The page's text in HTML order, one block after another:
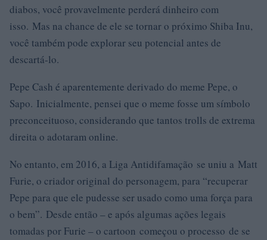
diabos, você provavelmente perderá dinheiro com
isso. Mas na chance de ele se tornar o próximo Shiba Inu,
você também pode explorar seu potencial antes de
descartá-lo.
Pepe Cash é aparentemente derivado do meme Pepe, o
Sapo. Inicialmente, pensei que o meme fosse um símbolo
preconceituoso, considerando que tantos trolls de extrema
direita o adotaram online.
No entanto, em 2016, a Liga Antidifamação se uniu a Matt
Furie, o criador original do personagem, para “recuperar
Pepe para que ele pudesse ser usado como uma força para
o bem”. Desde então – e após algumas ações legais
tomadas por Furie – o cartoon começou o processo de se